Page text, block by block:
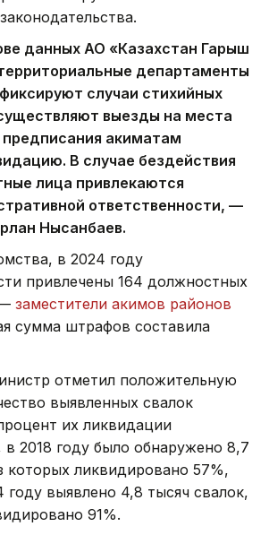
данных АО «Казахстан Гарыш
департаменты
случаи стихийных
выезды на места
акиматам
В случае бездействия
лица привлекаются
ответственности, —
Нысанбаев.
в 2024 году
привлечены 164 должностных
заместители акимов районов
сумма штрафов составила
отметил положительную
выявленных свалок
их ликвидации
в 2018 году было обнаружено 8,7
которых ликвидировано 57%,
году выявлено 4,8 тысяч свалок,
91%.